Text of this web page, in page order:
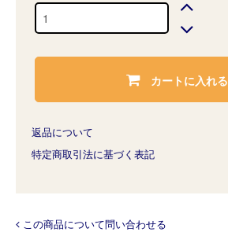
カートに入れる
返品について
特定商取引法に基づく表記
この商品について問い合わせる